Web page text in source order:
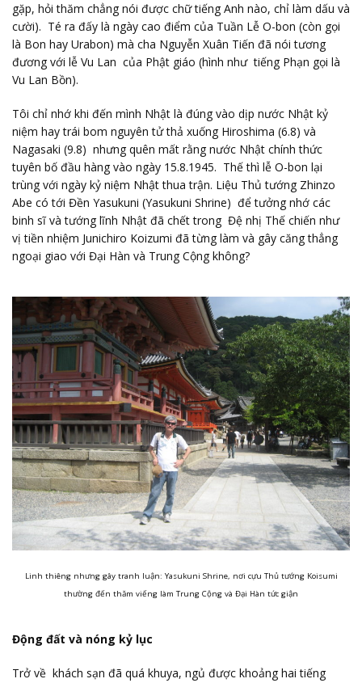
gặp, hỏi thăm chẳng nói được chữ tiếng Anh nào, chỉ làm dấu và
cười). Té ra đấy là ngày cao điểm của Tuần Lễ O-bon (còn gọi
là Bon hay Urabon) mà cha Nguyễn Xuân Tiến đã nói tương
đương với lễ Vu Lan của Phật giáo (hình như tiếng Phạn gọi là
Vu Lan Bồn).
Tôi chỉ nhớ khi đến mình Nhật là đúng vào dịp nước Nhật kỷ
niệm hay trái bom nguyên tử thả xuống Hiroshima (6.8) và
Nagasaki (9.8) nhưng quên mất rằng nước Nhật chính thức
tuyên bố đầu hàng vào ngày 15.8.1945. Thế thì lễ O-bon lại
trùng với ngày kỷ niệm Nhật thua trận. Liệu Thủ tướng Zhinzo
Abe có tới Đền Yasukuni (Yasukuni Shrine) để tưởng nhớ các
binh sĩ và tướng lĩnh Nhật đã chết trong Đệ nhị Thế chiến như
vị tiền nhiệm Junichiro Koizumi đã từng làm và gây căng thẳng
ngoại giao với Đại Hàn và Trung Cộng không?
Linh thiêng nhưng gây tranh luận: Yasukuni Shrine, nơi cựu Thủ tướng Koisumi
thường đến thăm viếng làm Trung Cộng và Đại Hàn tức giận
Động đất và nóng kỷ lục
Trở về khách sạn đã quá khuya, ngủ được khoảng hai tiếng